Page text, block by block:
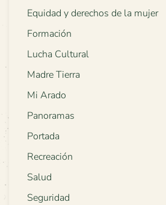
Equidad y derechos de la mujer
Formación
Lucha Cultural
Madre Tierra
Mi Arado
Panoramas
Portada
Recreación
Salud
Seguridad